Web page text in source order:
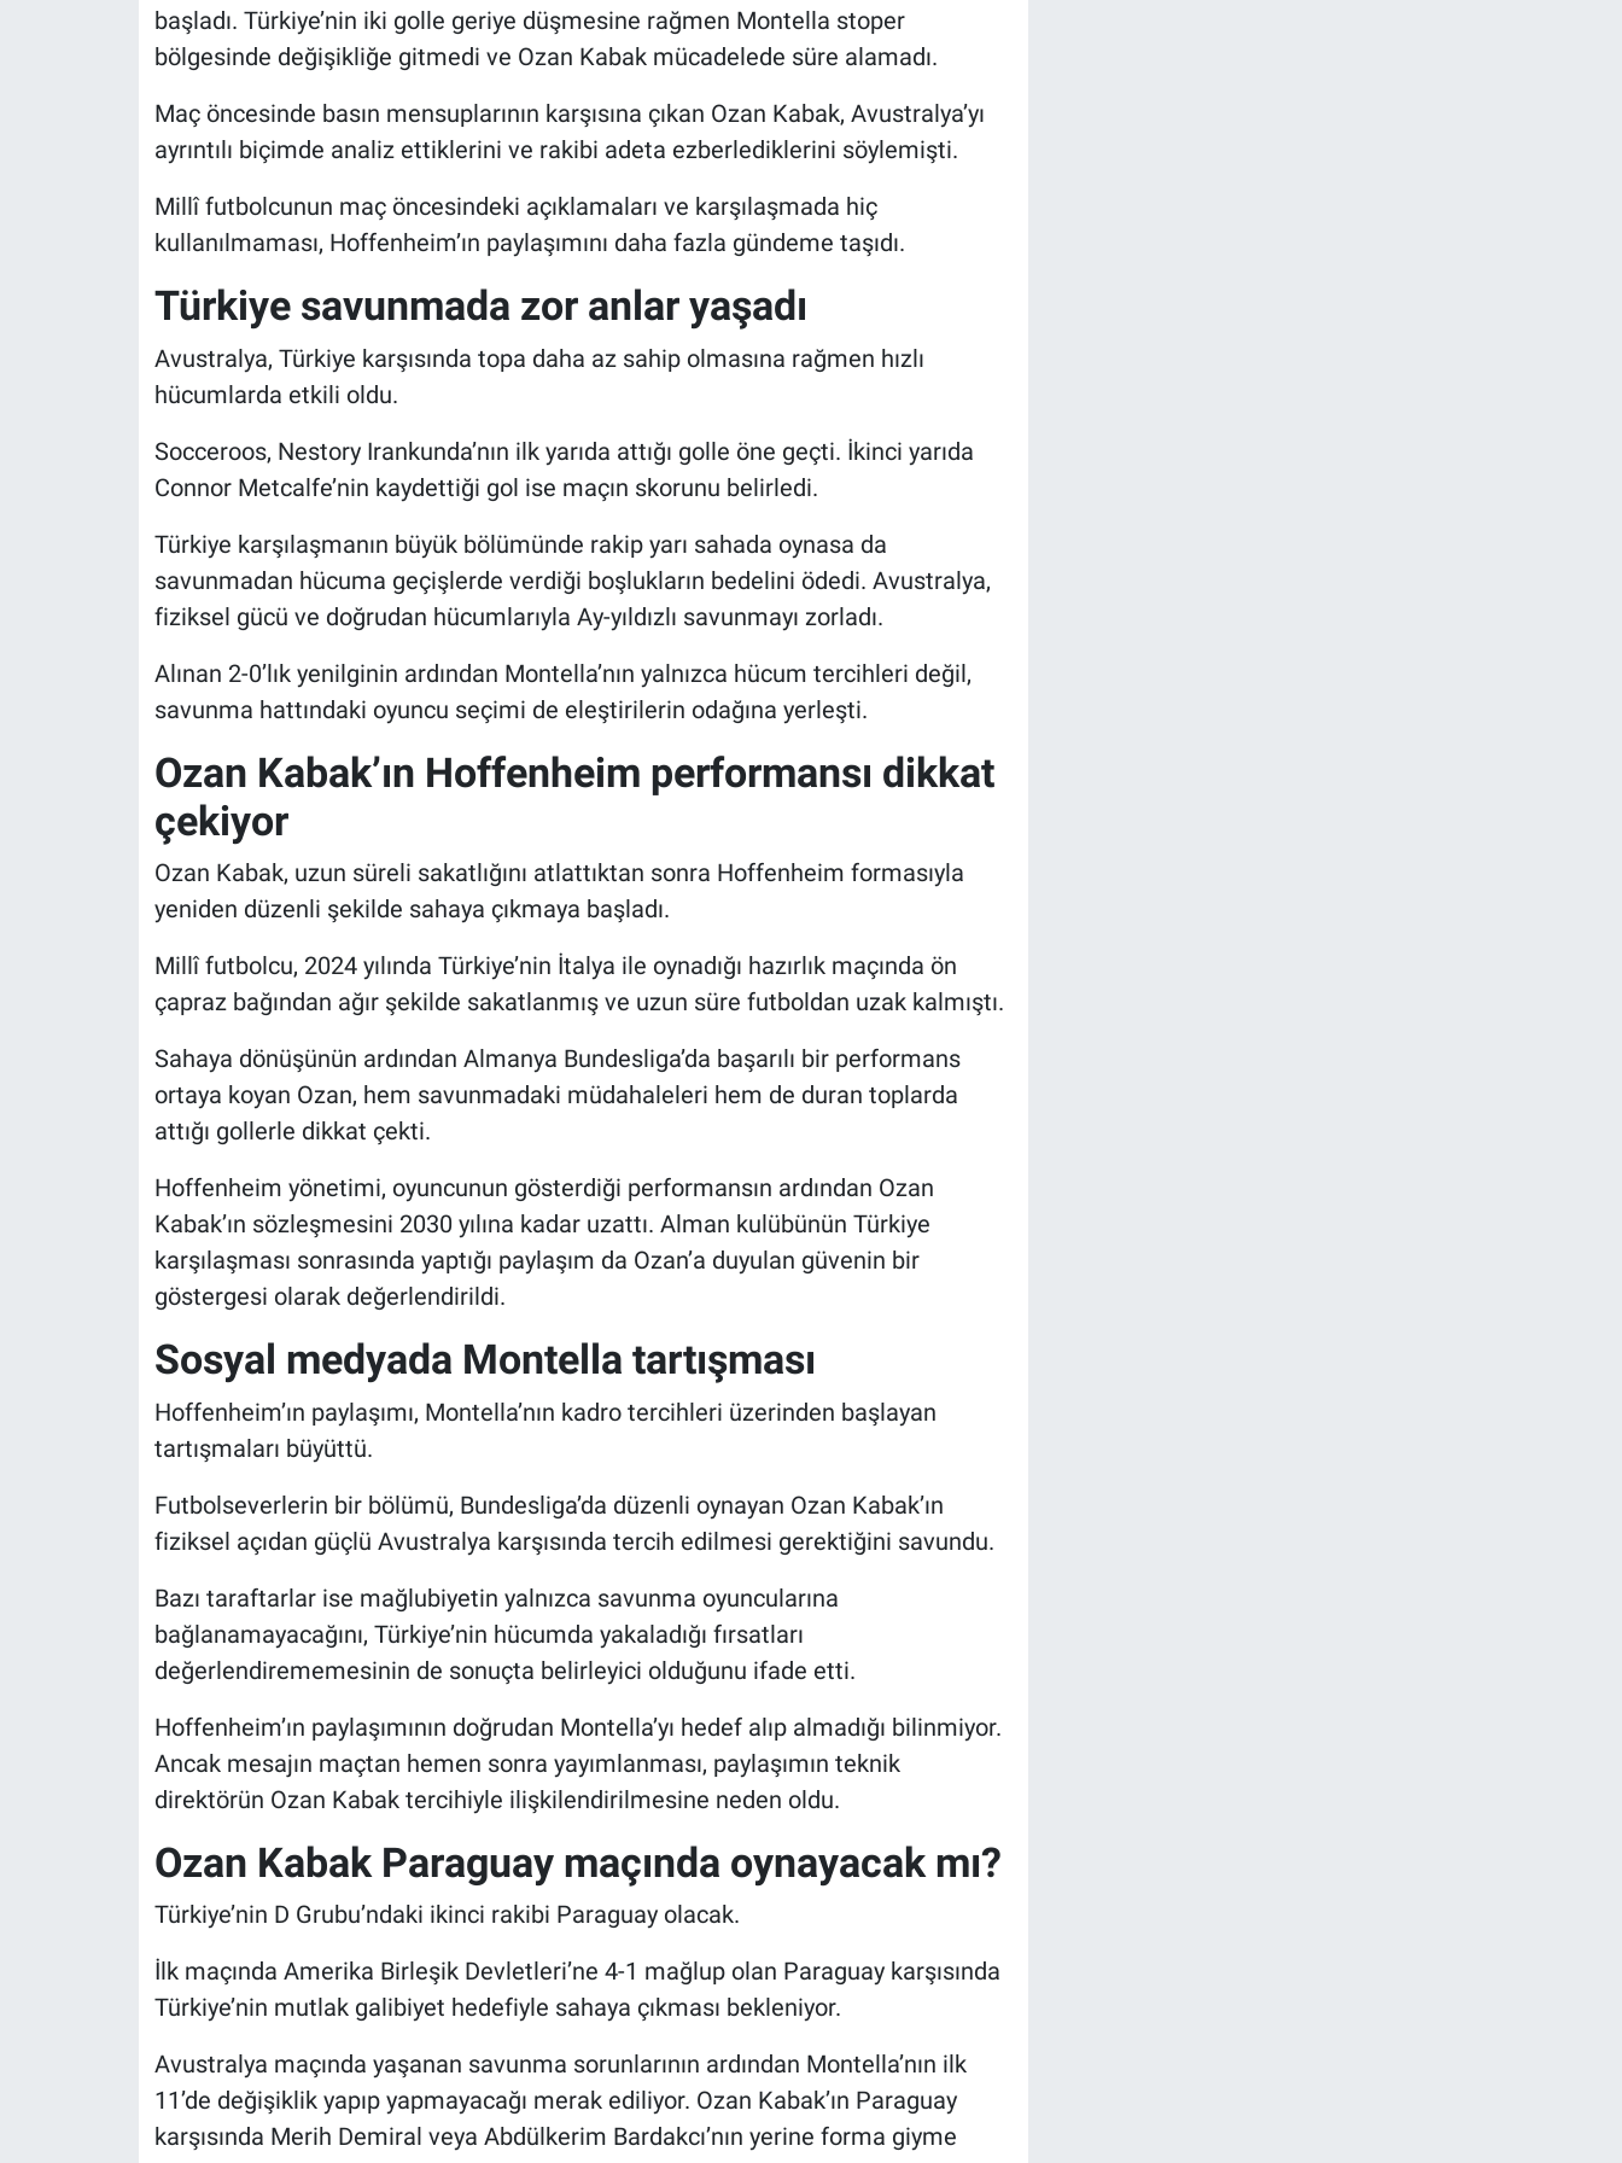
başladı. Türkiye’nin iki golle geriye düşmesine rağmen Montella stoper
bölgesinde değişikliğe gitmedi ve Ozan Kabak mücadelede süre alamadı.
Maç öncesinde basın mensuplarının karşısına çıkan Ozan Kabak, Avustralya’yı
ayrıntılı biçimde analiz ettiklerini ve rakibi adeta ezberlediklerini söylemişti.
Millî futbolcunun maç öncesindeki açıklamaları ve karşılaşmada hiç
kullanılmaması, Hoffenheim’ın paylaşımını daha fazla gündeme taşıdı.
Türkiye savunmada zor anlar yaşadı
Avustralya, Türkiye karşısında topa daha az sahip olmasına rağmen hızlı
hücumlarda etkili oldu.
Socceroos, Nestory Irankunda’nın ilk yarıda attığı golle öne geçti. İkinci yarıda
Connor Metcalfe’nin kaydettiği gol ise maçın skorunu belirledi.
Türkiye karşılaşmanın büyük bölümünde rakip yarı sahada oynasa da
savunmadan hücuma geçişlerde verdiği boşlukların bedelini ödedi. Avustralya,
fiziksel gücü ve doğrudan hücumlarıyla Ay-yıldızlı savunmayı zorladı.
Alınan 2-0’lık yenilginin ardından Montella’nın yalnızca hücum tercihleri değil,
savunma hattındaki oyuncu seçimi de eleştirilerin odağına yerleşti.
Ozan Kabak’ın Hoffenheim performansı dikkat
çekiyor
Ozan Kabak, uzun süreli sakatlığını atlattıktan sonra Hoffenheim formasıyla
yeniden düzenli şekilde sahaya çıkmaya başladı.
Millî futbolcu, 2024 yılında Türkiye’nin İtalya ile oynadığı hazırlık maçında ön
çapraz bağından ağır şekilde sakatlanmış ve uzun süre futboldan uzak kalmıştı.
Sahaya dönüşünün ardından Almanya Bundesliga’da başarılı bir performans
ortaya koyan Ozan, hem savunmadaki müdahaleleri hem de duran toplarda
attığı gollerle dikkat çekti.
Hoffenheim yönetimi, oyuncunun gösterdiği performansın ardından Ozan
Kabak’ın sözleşmesini 2030 yılına kadar uzattı. Alman kulübünün Türkiye
karşılaşması sonrasında yaptığı paylaşım da Ozan’a duyulan güvenin bir
göstergesi olarak değerlendirildi.
Sosyal medyada Montella tartışması
Hoffenheim’ın paylaşımı, Montella’nın kadro tercihleri üzerinden başlayan
tartışmaları büyüttü.
Futbolseverlerin bir bölümü, Bundesliga’da düzenli oynayan Ozan Kabak’ın
fiziksel açıdan güçlü Avustralya karşısında tercih edilmesi gerektiğini savundu.
Bazı taraftarlar ise mağlubiyetin yalnızca savunma oyuncularına
bağlanamayacağını, Türkiye’nin hücumda yakaladığı fırsatları
değerlendirememesinin de sonuçta belirleyici olduğunu ifade etti.
Hoffenheim’ın paylaşımının doğrudan Montella’yı hedef alıp almadığı bilinmiyor.
Ancak mesajın maçtan hemen sonra yayımlanması, paylaşımın teknik
direktörün Ozan Kabak tercihiyle ilişkilendirilmesine neden oldu.
Ozan Kabak Paraguay maçında oynayacak mı?
Türkiye’nin D Grubu’ndaki ikinci rakibi Paraguay olacak.
İlk maçında Amerika Birleşik Devletleri’ne 4-1 mağlup olan Paraguay karşısında
Türkiye’nin mutlak galibiyet hedefiyle sahaya çıkması bekleniyor.
Avustralya maçında yaşanan savunma sorunlarının ardından Montella’nın ilk
11’de değişiklik yapıp yapmayacağı merak ediliyor. Ozan Kabak’ın Paraguay
karşısında Merih Demiral veya Abdülkerim Bardakcı’nın yerine forma giyme